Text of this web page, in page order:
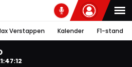
Verstappen Kalender F1-stand
:47:11